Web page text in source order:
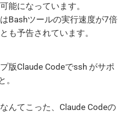
能になっています。
Bashツールの実行速度が7倍
も予告されています。
版Claude Codeでssh がサポ
。
んてこった、Claude Codeの